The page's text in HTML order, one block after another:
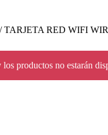
/ TARJETA RED WIFI
productos no estarán